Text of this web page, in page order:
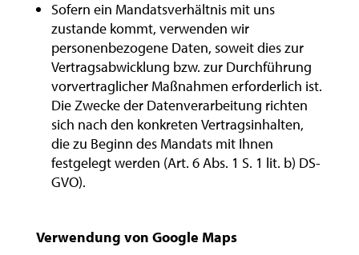
Sofern ein Mandatsverhältnis mit uns
zustande kommt, verwenden wir
personenbezogene Daten, soweit dies zur
Vertragsabwicklung bzw. zur Durchführung
vorvertraglicher Maßnahmen erforderlich ist.
Die Zwecke der Datenverarbeitung richten
sich nach den konkreten Vertragsinhalten,
die zu Beginn des Mandats mit Ihnen
festgelegt werden (Art. 6 Abs. 1 S. 1 lit. b) DS-
GVO).
Verwendung von Google Maps